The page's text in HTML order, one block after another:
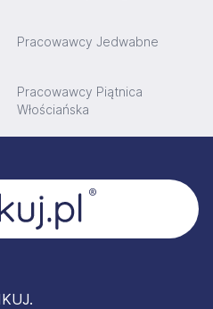
Pracowawcy Jedwabne
Pracowawcy Piątnica
Włościańska